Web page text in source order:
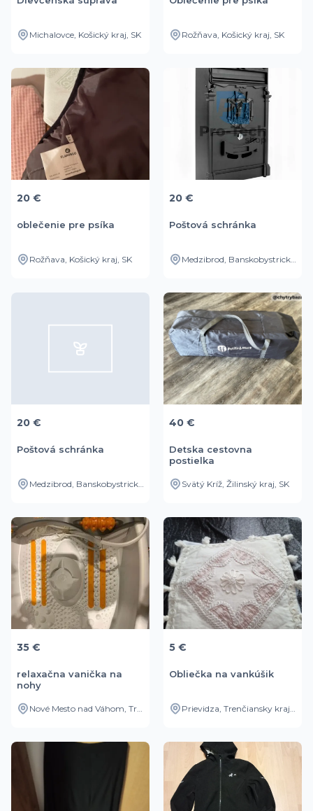
Michalovce, Košický kraj, SK Rožňava, Košický kraj, SK
20 €
oblečenie pre psíka
Rožňava, Košický kraj, SK
20 €
Poštová schránka
20 €
Poštová schránka
40 €
Detska cestovna
postielka
Svätý Kríž, Žilinský kraj, SK
35 €
relaxačna vanička na
nohy
5 €
Obliečka na vankúšik